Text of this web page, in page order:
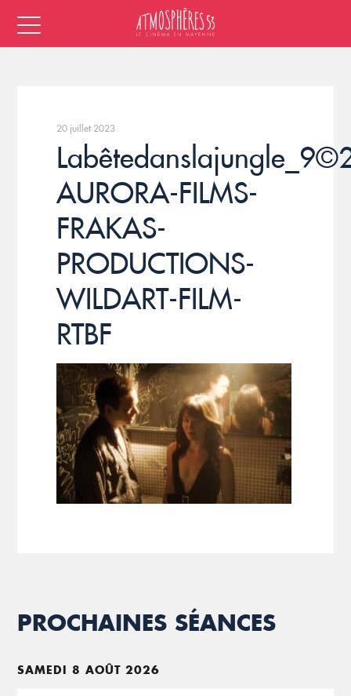
20 juillet 2023
AURORA-FILMS-
FRAKAS-
PRODUCTIONS-
WILDART-FILM-
RTBF
PROCHAINES SÉANCES
SAMEDI 8 AOÛT 2026